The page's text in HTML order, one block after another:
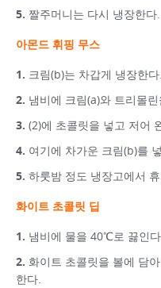
짤주머니는 다시 냉장한다.
아몬드 휘핑 무스
크림(b)는 차갑게 냉장한다.
냄비에 크림(a)와 트리몰
(2)에 초콜릿을 넣고 저어
여기에 차가운 크림(b)를
하룻밤 정도 냉장고에서 휴
화이트 초콜릿 딥
냄비에 물을 40℃로 끓인다.
화이트 초콜릿을 볼에 담
한다.